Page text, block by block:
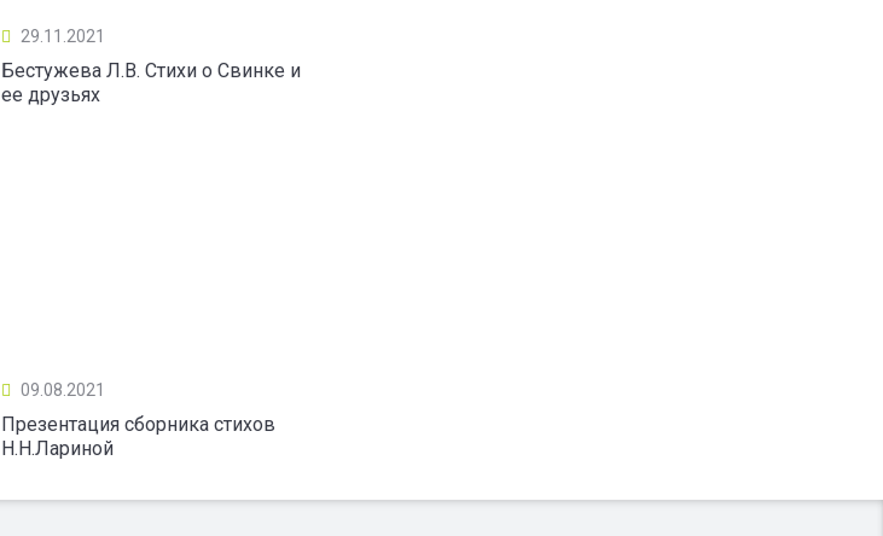
29.11.2021
Бестужева Л.В. Стихи о Свинке и
ее друзьях
09.08.2021
Презентация сборника стихов
Н.Н.Лариной